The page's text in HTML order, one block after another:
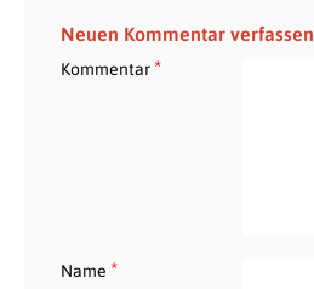
Neuen Kommentar verfassen
Kommentar*
Name *